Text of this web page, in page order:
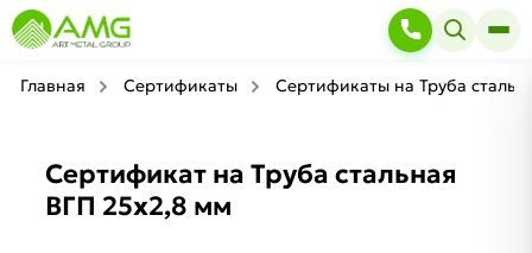
Главная Сертификаты Сертификаты на Труба
Сертификат на Труба стальная
ВГП 25х2,8 мм